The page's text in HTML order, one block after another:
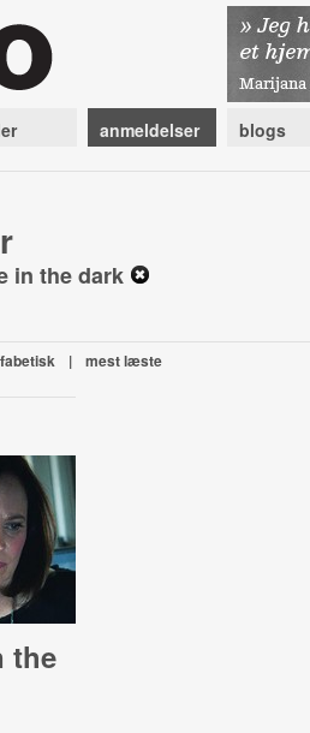
anmeldelser blogs
in the dark
| mest læste
the